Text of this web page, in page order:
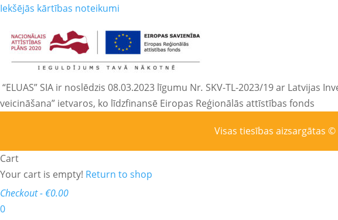
Iekšējās kārtības noteikumi
“ELUAS” SIA ir noslēdzis 08.03.2023 līgumu Nr. SKV-TL-2023/19 ar Latvijas
veicināšana” ietvaros, ko līdzfinansē Eiropas Reģionālās attīstības fonds
Visas tiesības aizsargātas
Cart
Your cart is empty! Return to shop
Checkout-€0.00
0